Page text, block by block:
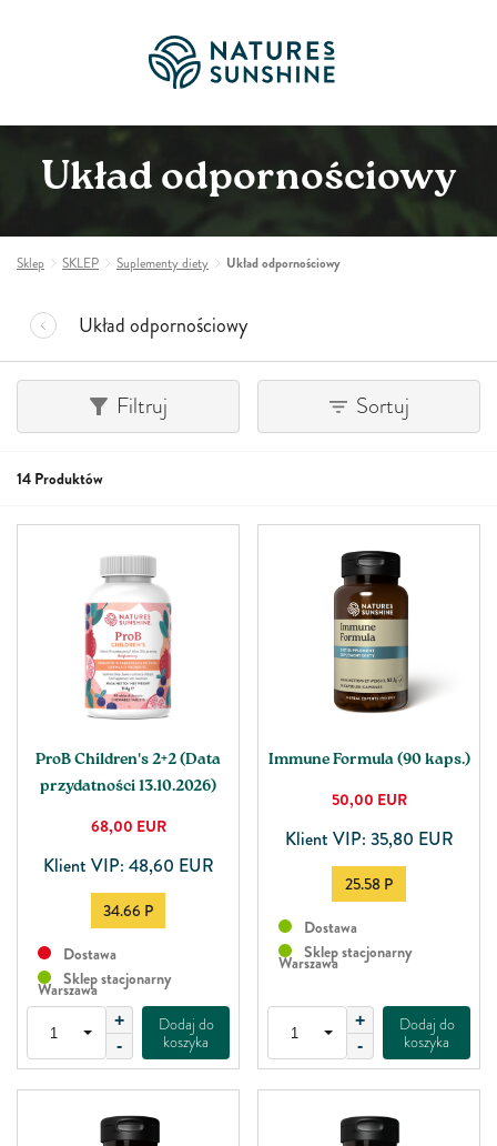
Układ odpornościowy
Sklep SKLEP Suplementy diety Układ odpornościowy
Układ odpornościowy
Filtruj Sortuj
14 Produktów
ProB Children's 2+2 (Data
przydatności 13.10.2026)
68,00 EUR
Klient VIP: 48,60 EUR
34.66 P
Dostawa
Sklep stacjonarny
Warszawa
+
-
Dodaj do
koszyka
Immune Formula (90 kaps.)
50,00 EUR
Klient VIP: 35,80 EUR
25.58 P
Dostawa
Sklep stacjonarny
Warszawa
+
-
Dodaj do
koszyka